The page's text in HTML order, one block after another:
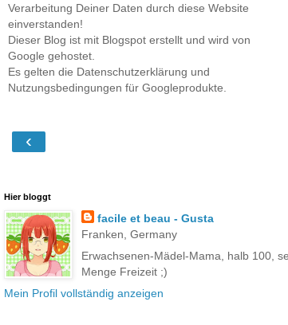
Verarbeitung Deiner Daten durch diese Website
einverstanden!
Dieser Blog ist mit Blogspot erstellt und wird von
Google gehostet.
Es gelten die Datenschutzerklärung und
Nutzungsbedingungen für Googleprodukte.
‹
Hier bloggt
facile et beau - Gusta
Franken, Germany
Erwachsenen-Mädel-Mama, halb 100,
Menge Freizeit ;)
Mein Profil vollständig anzeigen